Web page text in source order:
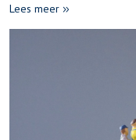
Lees meer